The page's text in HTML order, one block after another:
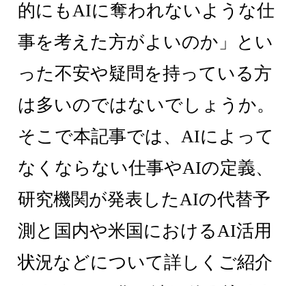
的にもAIに奪われないような仕
事を考えた方がよいのか」とい
った不安や疑問を持っている方
は多いのではないでしょうか。
そこで本記事では、AIによって
なくならない仕事やAIの定義、
研究機関が発表したAIの代替予
測と国内や米国におけるAI活用
状況などについて詳しくご紹介